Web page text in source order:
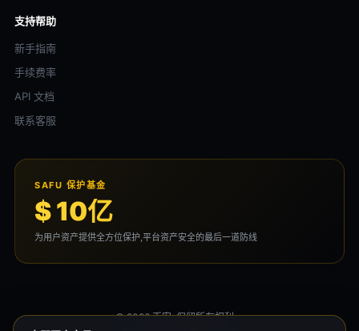
支持帮助
新手指南
手续费率
API 文档
联系客服
SAFU 保护基金
$ 10亿
为用户资产提供全方位保护,平台资产安全的最后一道防线
© 2026 币安. 保留所有权利。